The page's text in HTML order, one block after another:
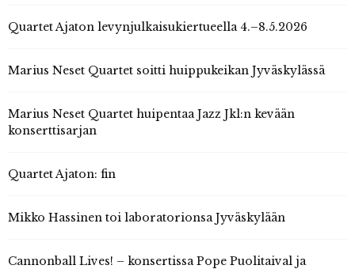
Quartet Ajaton levynjulkaisukiertueella 4.–8.5.2026
Marius Neset Quartet soitti huippukeikan Jyväskylässä
Marius Neset Quartet huipentaa Jazz Jkl:n kevään
konserttisarjan
Quartet Ajaton: fin
Mikko Hassinen toi laboratorionsa Jyväskylään
Cannonball Lives! – konsertissa Pope Puolitaival ja